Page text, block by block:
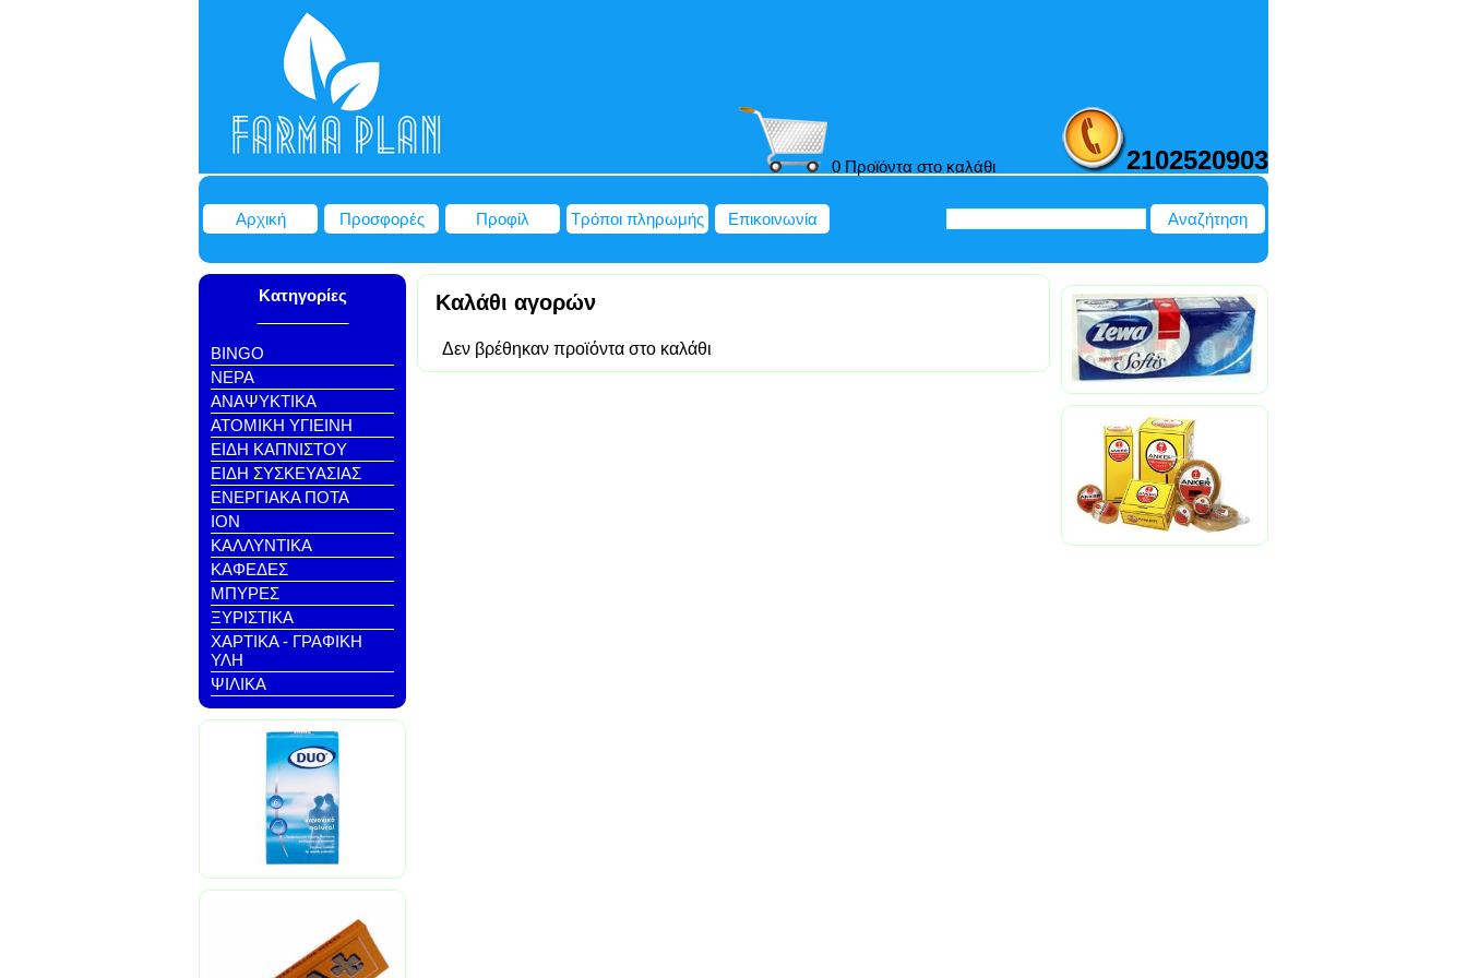
0 Προϊόντα στο καλάθι 2102520903
Αρχική Προσφορές Προφίλ Τρόποι πληρωμής Επικοινωνία Αναζήτηση
Κατηγορίες
BINGO
NEΡΑ
ΑΝΑΨΥΚΤΙΚΑ
ΑΤΟΜΙΚΗ ΥΓΙΕΙΝΗ
ΕΙΔΗ ΚΑΠΝΙΣΤΟΥ
ΕΙΔΗ ΣΥΣΚΕΥΑΣΙΑΣ
ΕΝΕΡΓΙΑΚΑ ΠΟΤΑ
ΙΟΝ
ΚΑΛΛΥΝΤΙΚΑ
ΚΑΦΕΔΕΣ
ΜΠΥΡΕΣ
ΞΥΡΙΣΤΙΚΑ
ΧΑΡΤΙΚΑ - ΓΡΑΦΙΚΗ
ΥΛΗ
ΨΙΛΙΚΑ
Καλάθι αγορών
Δεν βρέθηκαν προϊόντα στο καλάθι